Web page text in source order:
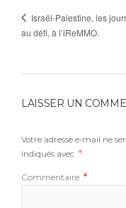
Israël-Palestine, les
au défi, à l’iReMMO.
LAISSER UN
Votre adresse e-mail ne
indiqués avec *
Commentaire *